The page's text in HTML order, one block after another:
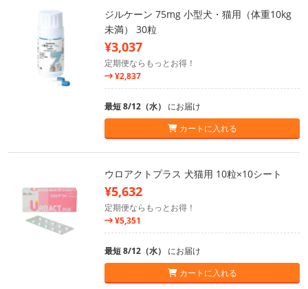
ジルケーン 75mg 小型犬・猫用（体重10kg
未満） 30粒
¥3,037
定期便ならもっとお得！
¥2,837
最短 8/12（水） にお届け
カートに入れる
ウロアクトプラス 犬猫用 10粒×10シート
¥5,632
定期便ならもっとお得！
¥5,351
最短 8/12（水） にお届け
カートに入れる